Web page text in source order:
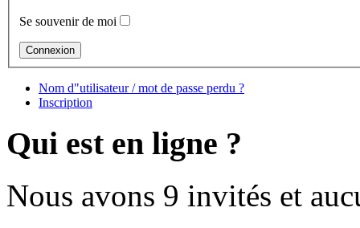
Se souvenir de moi
Nom d"utilisateur / mot de passe perdu ?
Inscription
Qui est en ligne ?
Nous avons 9 invités et